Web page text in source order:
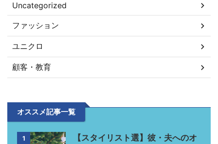
Uncategorized
ファッション
ユニクロ
顧客・教育
オススメ記事一覧
1
【スタイリスト選】彼・夫へのオ